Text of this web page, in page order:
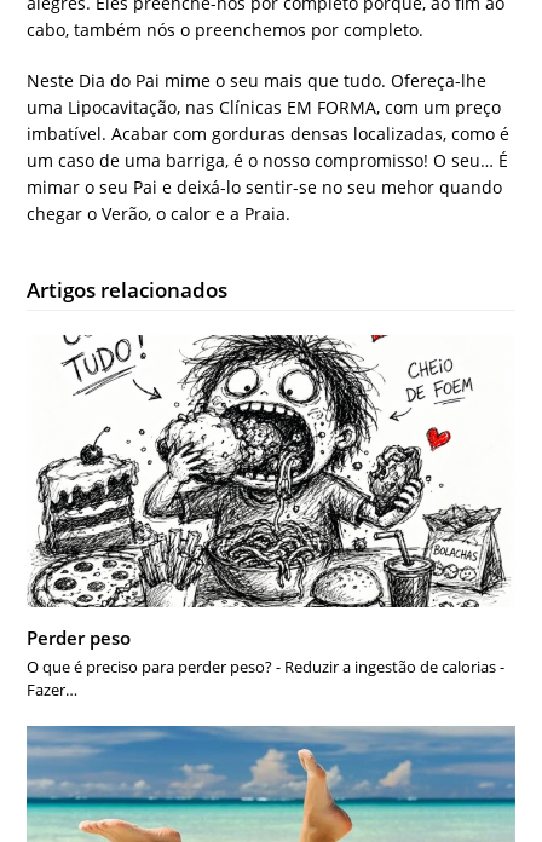
cabo, também nós o preenchemos por completo.
Neste Dia do Pai mime o seu mais que tudo. Ofereça-lhe
uma Lipocavitação, nas Clínicas EM FORMA, com um preço
imbatível. Acabar com gorduras densas localizadas, como é
um caso de uma barriga, é o nosso compromisso! O seu… É
mimar o seu Pai e deixá-lo sentir-se no seu mehor quando
chegar o Verão, o calor e a Praia.
Artigos relacionados
Perder peso
O que é preciso para perder peso? - Reduzir a ingestão de calorias -
Fazer…